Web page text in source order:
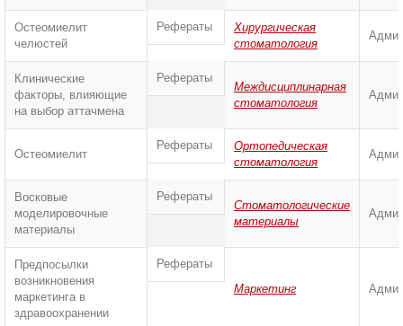
Остеомиелит
челюстей
Рефераты
Хирургическая
стоматология
Клинические
факторы, влияющие
на выбор аттачмена
Рефераты
Междисциплинарная
стоматология
Остеомиелит
Рефераты
Ортопедическая
стоматология
Восковые
моделировочные
материалы
Рефераты
Стоматологические
материалы
Предпосылки
возникновения
маркетинга в
здравоохранении
Рефераты
Маркетинг